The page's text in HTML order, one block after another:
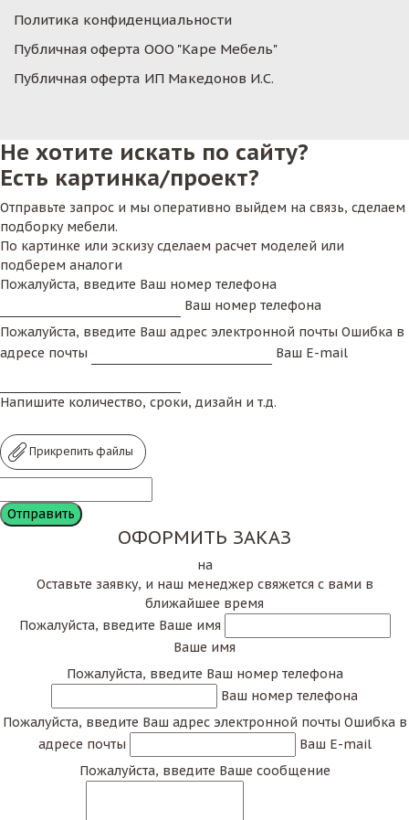
Политика конфиденциальности
Публичная оферта ООО "Каре Мебель"
Публичная оферта ИП Македонов И.С.
Не хотите искать по сайту?
Есть картинка/проект?
Отправьте запрос и мы оперативно выйдем на связь, сделаем
подборку мебели.
По картинке или эскизу сделаем расчет моделей или
подберем аналоги
Пожалуйста, введите Ваш номер телефона
Ваш номер телефона
Пожалуйста, введите Ваш адрес электронной почты Ошибка в
адресе почты
Ваш E-mail
Напишите количество, сроки, дизайн и т.д.
Прикрепить файлы
ОФОРМИТЬ ЗАКАЗ
на
Оставьте заявку, и наш менеджер свяжется с вами в
ближайшее время
Пожалуйста, введите Ваше имя
Ваше имя
Пожалуйста, введите Ваш номер телефона
Ваш номер телефона
Пожалуйста, введите Ваш адрес электронной почты Ошибка в
адресе почты
Ваш E-mail
Пожалуйста, введите Ваше сообщение